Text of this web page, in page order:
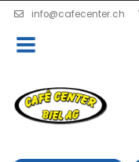
info@cafecenter.ch